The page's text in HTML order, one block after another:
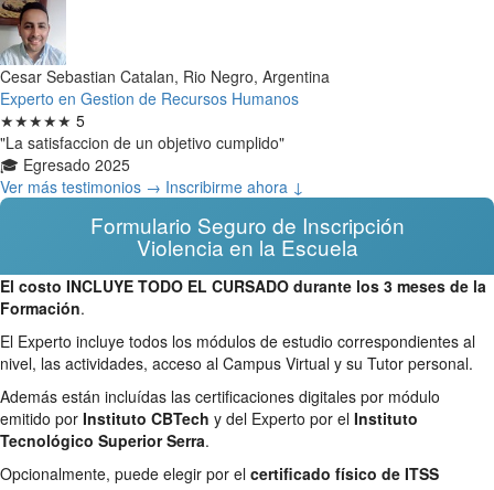
Cesar Sebastian Catalan, Rio Negro, Argentina
Experto en Gestion de Recursos Humanos
★★★★★ 5
"La satisfaccion de un objetivo cumplido"
🎓 Egresado 2025
Ver más testimonios → Inscribirme ahora ↓
Formulario Seguro de Inscripción
Violencia en la Escuela
El costo INCLUYE TODO EL CURSADO durante los 3 meses de la
Formación.
El Experto incluye todos los módulos de estudio correspondientes al
nivel, las actividades, acceso al Campus Virtual y su Tutor personal.
Además están incluídas las certificaciones digitales por módulo
emitido por Instituto CBTech y del Experto por el Instituto
Tecnológico Superior Serra.
Opcionalmente, puede elegir por el certificado físico de ITSS